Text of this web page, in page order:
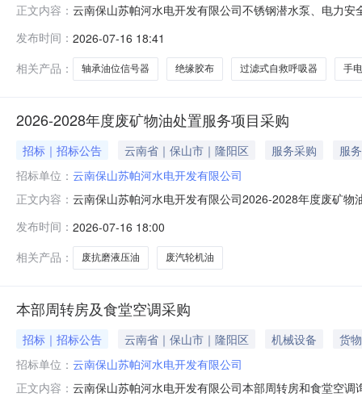
正文内容： 云南保山苏帕河水电开发有限公司不锈钢潜水泵、电力
细：序号产品名称规格型号单位数量备注13M绝缘胶布
2000m
发布时间： 2026-07-16 18:41
相关产品：
轴承油位信号器 绝缘胶布 过滤式自救呼吸器 手
2026-2028年度废矿物油处置服务项目采购
招标｜招标公告 云南省｜保山市｜隆阳区 服务采购
服务
招标单位： 云南保山苏帕河水电开发有限公司
正文内容： 云南保山苏帕河水电开发有限公司2026-2028年度废矿
目内容本项目主要针对采购人生产、运维作业过程中产
范收集、分类收纳、密
发布时间： 2026-07-16 18:00
相关产品：
废抗磨液压油 废汽轮机油
本部周转房及食堂空调采购
招标｜招标公告 云南省｜保山市｜隆阳区 机械设备
货物
招标单位： 云南保山苏帕河水电开发有限公司
正文内容： 云南保山苏帕河水电开发有限公司本部周转房和食堂空